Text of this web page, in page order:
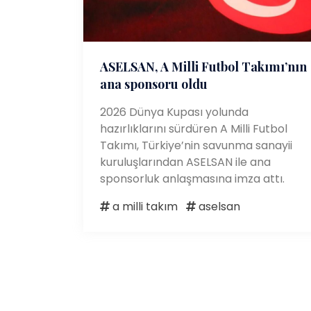
ASELSAN, A Milli Futbol Takımı’nın
ana sponsoru oldu
2026 Dünya Kupası yolunda
hazırlıklarını sürdüren A Milli Futbol
Takımı, Türkiye’nin savunma sanayii
kuruluşlarından ASELSAN ile ana
sponsorluk anlaşmasına imza attı.
a milli takım
aselsan